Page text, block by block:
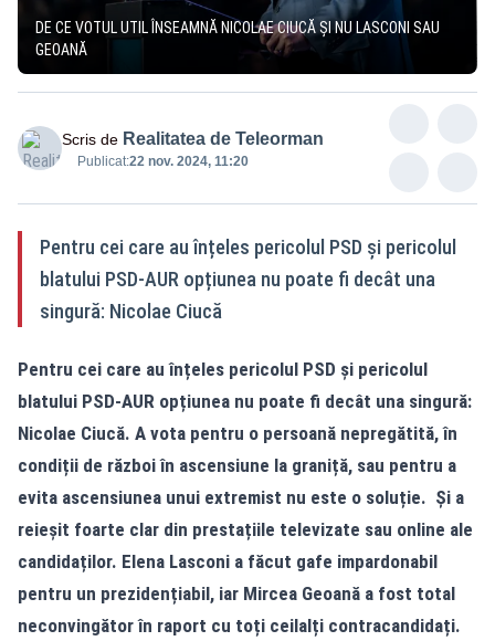
DE CE VOTUL UTIL ÎNSEAMNĂ NICOLAE CIUCĂ ȘI NU LASCONI SAU
GEOANĂ
Scris de Realitatea de Teleorman
Publicat:22 nov. 2024, 11:20
Pentru cei care au înțeles pericolul PSD și pericolul
blatului PSD-AUR opțiunea nu poate fi decât una
singură: Nicolae Ciucă
Pentru cei care au înțeles pericolul PSD și pericolul
blatului PSD-AUR opțiunea nu poate fi decât una singură:
Nicolae Ciucă. A vota pentru o persoană nepregătită, în
condiții de război în ascensiune la graniță, sau pentru a
evita ascensiunea unui extremist nu este o soluție. Și a
reieșit foarte clar din prestațiile televizate sau online ale
candidaților. Elena Lasconi a făcut gafe impardonabil
pentru un prezidențiabil, iar Mircea Geoană a fost total
neconvingător în raport cu toți ceilalți contracandidați.